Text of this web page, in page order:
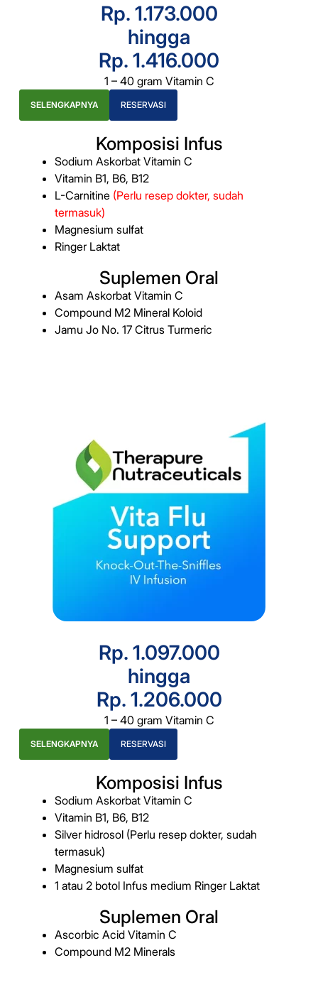
Rp. 1.173.000
hingga
Rp. 1.416.000
1 – 40 gram Vitamin C
SELENGKAPNYA RESERVASI
Komposisi Infus
Sodium Askorbat Vitamin C
Vitamin B1, B6, B12
L-Carnitine(Perlu resep dokter, sudah
termasuk)
Magnesium sulfat
Ringer Laktat
Suplemen Oral
Asam Askorbat Vitamin C
Compound M2 Mineral Koloid
Jamu Jo No. 17 Citrus Turmeric
Rp. 1.097.000
hingga
Rp. 1.206.000
1 – 40 gram Vitamin C
SELENGKAPNYA RESERVASI
Komposisi Infus
Sodium Askorbat Vitamin C
Vitamin B1, B6, B12
Silver hidrosol (Perlu resep dokter, sudah
termasuk)
Magnesium sulfat
1 atau 2 botol Infus medium Ringer Laktat
Suplemen Oral
Ascorbic Acid Vitamin C
Compound M2 Minerals